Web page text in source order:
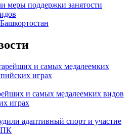
меры поддержки занятости
и самых медалеемких видов
играх